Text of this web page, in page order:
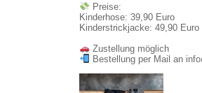
Preise:
Kinderhose: 39,90 Euro
Kinderstrickjacke: 49,90 Euro
Zustellung möglich
Bestellung per Mail an